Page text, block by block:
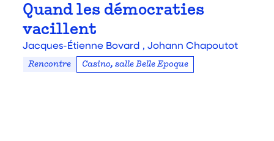
Quand les démocraties
vacillent
Jacques-Étienne Bovard , Johann Chapoutot
Rencontre Casino, salle Belle Epoque